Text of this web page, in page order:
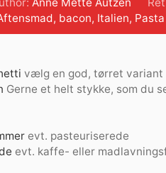
, bacon, Italien, Pasta
vælg en god, tørret variant
Gerne et helt stykke, som du
evt. pasteuriserede
evt. kaffe- eller